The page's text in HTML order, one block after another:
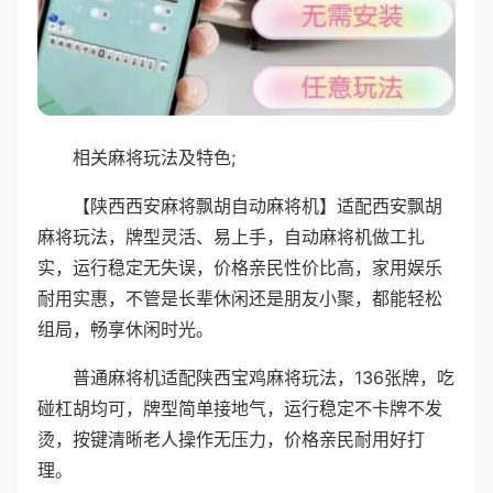
相关麻将玩法及特色;
【陕西西安麻将飘胡自动麻将机】适配西安飘胡
麻将玩法，牌型灵活、易上手，自动麻将机做工扎
实，运行稳定无失误，价格亲民性价比高，家用娱乐
耐用实惠，不管是长辈休闲还是朋友小聚，都能轻松
组局，畅享休闲时光。
普通麻将机适配陕西宝鸡麻将玩法，136张牌，吃
碰杠胡均可，牌型简单接地气，运行稳定不卡牌不发
烫，按键清晰老人操作无压力，价格亲民耐用好打
理。